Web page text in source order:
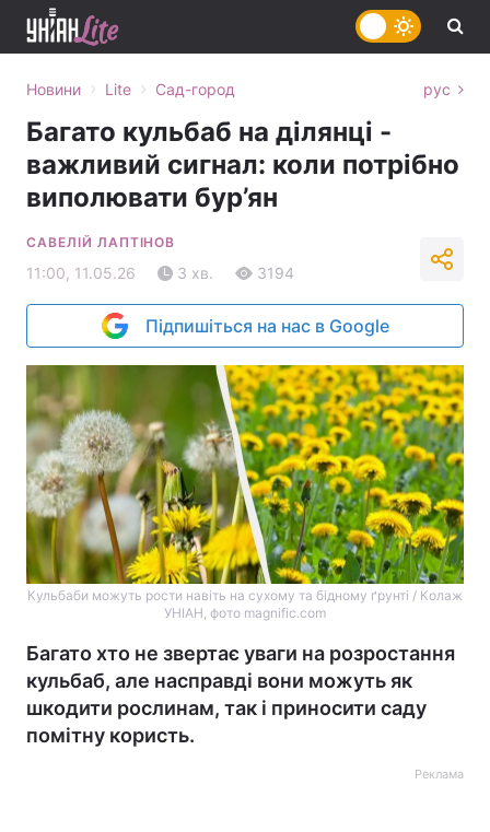
Новини › Lite › Сад-город рус
Багато кульбаб на ділянці -
важливий сигнал: коли потрібно
виполювати бур’ян
САВЕЛІЙ ЛАПТІНОВ
11:00, 11.05.26 3 хв. 3194
Підпишіться на нас в Google
Кульбаби можуть рости навіть на сухому та бідному ґрунті / Колаж
УНІАН, фото magnific.com
Багато хто не звертає уваги на розростання
кульбаб, але насправді вони можуть як
шкодити рослинам, так і приносити саду
помітну користь.
Реклама